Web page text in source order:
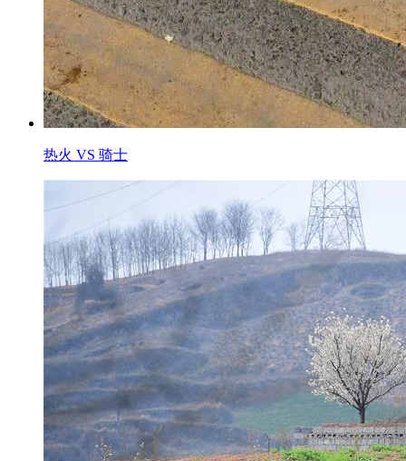
热火 VS 骑士